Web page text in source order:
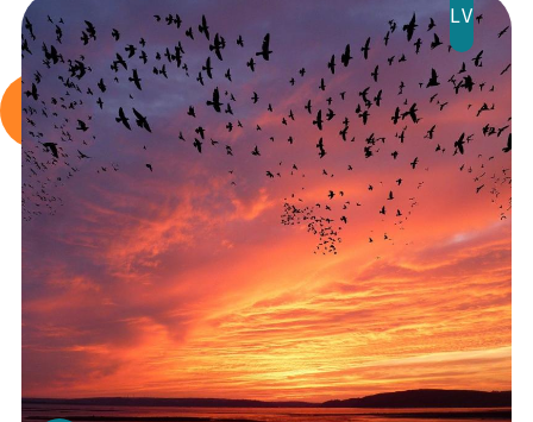
Mana programma
Festivāls
Programma
Arhīvs
Viņi bija LAMPĀ 2026
LV